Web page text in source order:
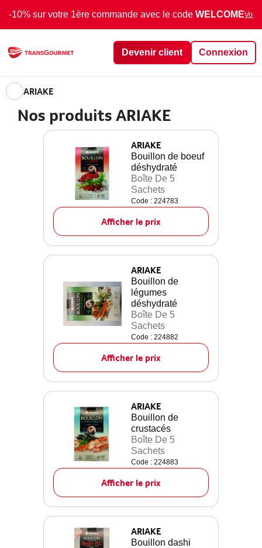
-10% sur votre 1ère commande avec le code WELCOMEVoir
Devenir client Connexion
ARIAKE
Nos produits ARIAKE
ARIAKE
Bouillon de boeuf
déshydraté
Boîte De 5
Sachets
Code : 224783
Afficher le prix
ARIAKE
Bouillon de
légumes
déshydraté
Boîte De 5
Sachets
Code : 224882
Afficher le prix
ARIAKE
Bouillon de
crustacés
Boîte De 5
Sachets
Code : 224883
Afficher le prix
ARIAKE
Bouillon dashi